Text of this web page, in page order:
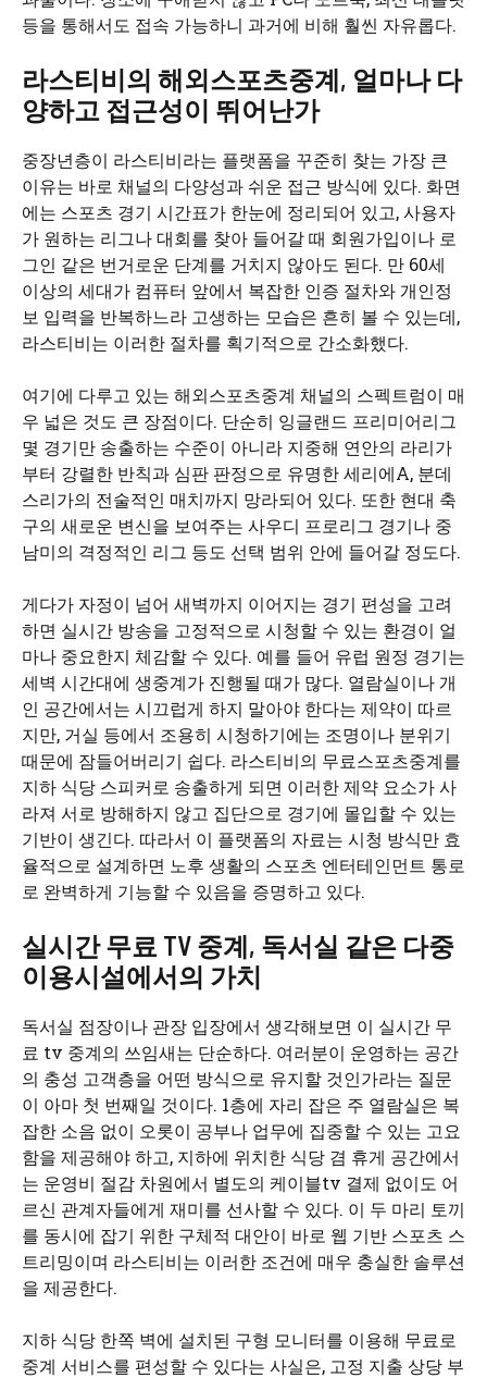
등을 통해서도 접속 가능하니 과거에 비해 훨씬 자유롭다.
라스티비의 해외스포츠중계, 얼마나 다
양하고 접근성이 뛰어난가
중장년층이 라스티비라는 플랫폼을 꾸준히 찾는 가장 큰
이유는 바로 채널의 다양성과 쉬운 접근 방식에 있다. 화면
에는 스포츠 경기 시간표가 한눈에 정리되어 있고, 사용자
가 원하는 리그나 대회를 찾아 들어갈 때 회원가입이나 로
그인 같은 번거로운 단계를 거치지 않아도 된다. 만 60세
이상의 세대가 컴퓨터 앞에서 복잡한 인증 절차와 개인정
보 입력을 반복하느라 고생하는 모습은 흔히 볼 수 있는데,
라스티비는 이러한 절차를 획기적으로 간소화했다.
여기에 다루고 있는 해외스포츠중계 채널의 스펙트럼이 매
우 넓은 것도 큰 장점이다. 단순히 잉글랜드 프리미어리그
몇 경기만 송출하는 수준이 아니라 지중해 연안의 라리가
부터 강렬한 반칙과 심판 판정으로 유명한 세리에A, 분데
스리가의 전술적인 매치까지 망라되어 있다. 또한 현대 축
구의 새로운 변신을 보여주는 사우디 프로리그 경기나 중
남미의 격정적인 리그 등도 선택 범위 안에 들어갈 정도다.
게다가 자정이 넘어 새벽까지 이어지는 경기 편성을 고려
하면 실시간 방송을 고정적으로 시청할 수 있는 환경이 얼
마나 중요한지 체감할 수 있다. 예를 들어 유럽 원정 경기는
세벽 시간대에 생중계가 진행될 때가 많다. 열람실이나 개
인 공간에서는 시끄럽게 하지 말아야 한다는 제약이 따르
지만, 거실 등에서 조용히 시청하기에는 조명이나 분위기
때문에 잠들어버리기 쉽다. 라스티비의 무료스포츠중계를
지하 식당 스피커로 송출하게 되면 이러한 제약 요소가 사
라져 서로 방해하지 않고 집단으로 경기에 몰입할 수 있는
기반이 생긴다. 따라서 이 플랫폼의 자료는 시청 방식만 효
율적으로 설계하면 노후 생활의 스포츠 엔터테인먼트 통로
로 완벽하게 기능할 수 있음을 증명하고 있다.
실시간 무료 TV 중계, 독서실 같은 다중
이용시설에서의 가치
독서실 점장이나 관장 입장에서 생각해보면 이 실시간 무
료 tv 중계의 쓰임새는 단순하다. 여러분이 운영하는 공간
의 충성 고객층을 어떤 방식으로 유지할 것인가라는 질문
이 아마 첫 번째일 것이다. 1층에 자리 잡은 주 열람실은 복
잡한 소음 없이 오롯이 공부나 업무에 집중할 수 있는 고요
함을 제공해야 하고, 지하에 위치한 식당 겸 휴게 공간에서
는 운영비 절감 차원에서 별도의 케이블tv 결제 없이도 어
르신 관계자들에게 재미를 선사할 수 있다. 이 두 마리 토끼
를 동시에 잡기 위한 구체적 대안이 바로 웹 기반 스포츠 스
트리밍이며 라스티비는 이러한 조건에 매우 충실한 솔루션
을 제공한다.
지하 식당 한쪽 벽에 설치된 구형 모니터를 이용해 무료로
중계 서비스를 편성할 수 있다는 사실은, 고정 지출 상당 부